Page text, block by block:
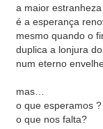
a maior estranheza
é a esperança
mesmo quando o
duplica a lonjura
num eterno
mas…
o que esperamos ?
o que nos falta?